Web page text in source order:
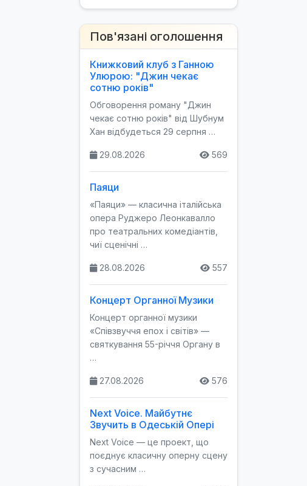
Пов'язані оголошення
Книжковий клуб з Ганною
Улюрою: "Джин чекає
сотню років"
Обговорення роману "Джин
чекає сотню років" від Шубнум
Хан відбудеться 29 серпня …
29.08.2026 569
Паяци
«Паяци» — класична італійська
опера Руджеро Леонкавалло
про театральних комедіантів,
чиї сценічні …
28.08.2026 557
Концерт Органної Музики
Концерт органної музики
«Співзвуччя епох і світів» —
святкування 55-річчя Органу в
…
27.08.2026 576
Next Voice. Майбутнє
Звучить в Одеській Опері
Next Voice — це проект, що
поєднує класичну оперну сцену
з сучасним …